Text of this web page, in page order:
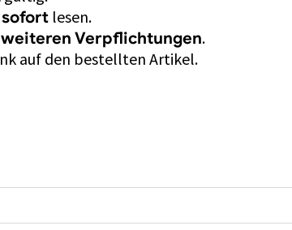
sofort lesen.
Verpflichtungen.
auf den bestellten Artikel.